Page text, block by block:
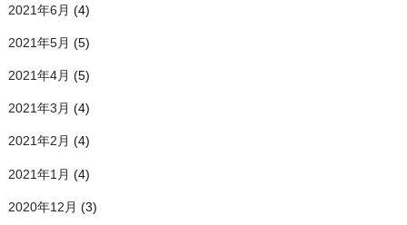
2021年6月 (4)
2021年5月 (5)
2021年4月 (5)
2021年3月 (4)
2021年2月 (4)
2021年1月 (4)
2020年12月 (3)